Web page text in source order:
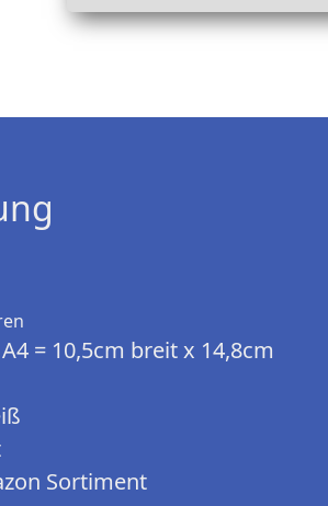
= 10,5cm breit x 14,8cm
Sortiment